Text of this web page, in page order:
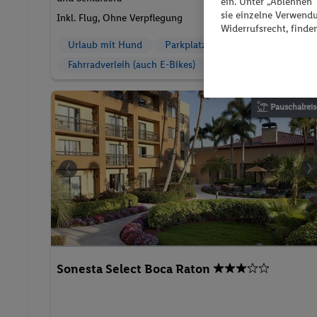
Inkl. Flug, Ohne Verpflegung
2 Pers. / 5 Nächte
/ 2244 € Gesamt
Urlaub mit Hund
Parkplatz
Fahrradverleih (auch E-Bikes)
Sonesta Select Boca Raton
sie einzelne
Widerrufsrecht,